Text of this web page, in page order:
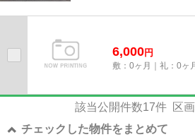
6,000円
敷：0ヶ月｜礼：0ヶ
該当公開件数17件 区
チェックした物件をまとめて